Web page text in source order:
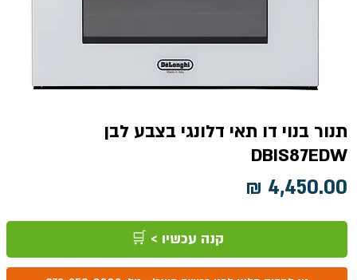
תנור בנוי דו תאי דלונגי בצבע לבן
DBIS87EDW
קנה עכשיו > 🛒